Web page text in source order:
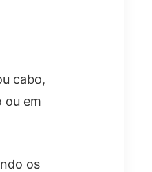
cabo,
ou em
os